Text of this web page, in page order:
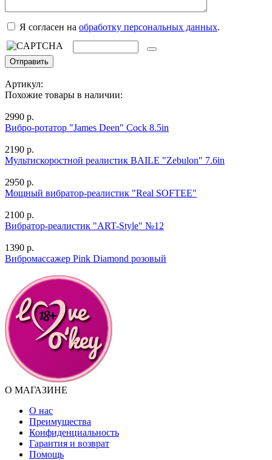
Я согласен на обработку персональных данных.
Артикул:
Похожие товары в наличии:
2990 р.
Вибро-ротатор "James Deen" Cock 8.5in
2190 р.
Мультискоростной реалистик BAILE "Zebulon" 7.6in
2950 р.
Мощный вибратор-реалистик "Real SOFTEE"
2100 р.
Вибратор-реалистик "ART-Style" №12
1390 р.
Вибромассажер Pink Diamond розовый
О МАГАЗИНЕ
О нас
Преимущества
Конфиденциальность
Гарантия и возврат
Помощь